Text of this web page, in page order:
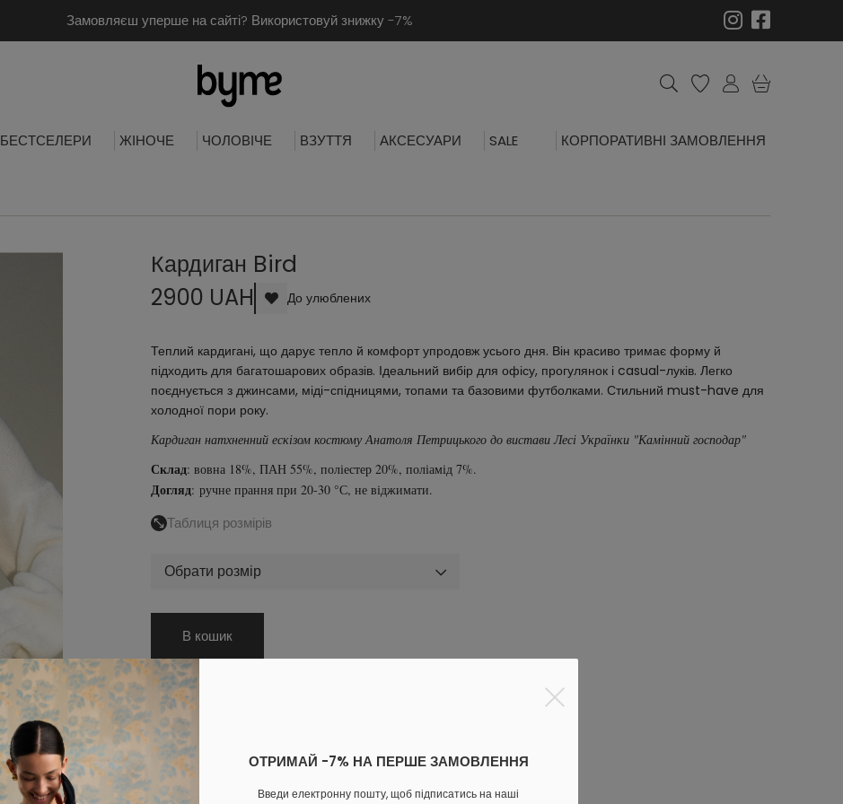
Замовляєш уперше на сайті? Використовуй знижку -7%
БЕСТСЕЛЕРИ ЖІНОЧЕ ЧОЛОВІЧЕ ВЗУТТЯ АКСЕСУАРИ SALE КОРПОРАТИВНІ ЗАМОВЛЕННЯ
ОТРИМАЙ -7% НА ПЕРШЕ ЗАМОВЛЕННЯ
Введи електронну пошту, щоб підписатись на наші
Кардиган Bird
2900 UAH До улюблених
Теплий кардигані, що дарує тепло й комфорт упродовж усього дня. Він красиво тримає форму й
підходить для багатошарових образів. Ідеальний вибір для офісу, прогулянок і casual-луків. Легко
поєднується з джинсами, міді-спідницями, топами та базовими футболками. Стильний must-have для
холодної пори року.
Кардиган натхненний ескізом костюму Анатоля Петрицького до вистави Лесі Українки "Камінний господар"
Склад: вовна 18%, ПАН 55%, поліестер 20%, поліамід 7%.
Догляд: ручне прання при 20-30 °С, не віджимати.
Таблиця розмірів
Обрати розмір
В кошик
Увійдіть
ОПЛАТА
ДОСТАВКА
ОБМІН ТА ПОВЕРНЕННЯ
Доповни образ